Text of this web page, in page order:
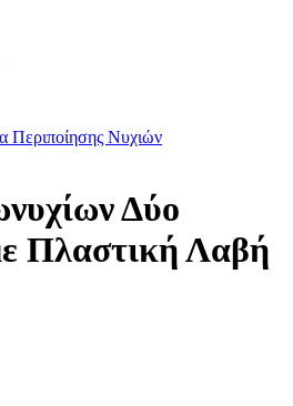
Περιποίησης Νυχιών
Δύο
Πλαστική Λαβή